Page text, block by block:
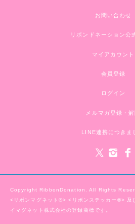
お問い合わせ
リボンドネーション公
マイアカウント
会員登録
ログイン
メルマガ登録・
LINE連携につきま
Copyright RibbonDonation. All Rights
<リボンマグネット®> <リボンステッカー®> 及
イマグネット株式会社の登録商標です。